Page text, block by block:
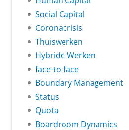
Social Capital
Coronacrisis
Thuiswerken
Hybride Werken
face-to-face
Boundary Management
Status
Quota
Boardroom Dynamics